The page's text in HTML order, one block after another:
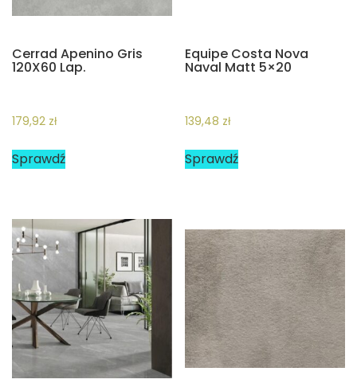
Cerrad Apenino Gris
120X60 Lap.
179,92 zł
Sprawdź
Equipe Costa Nova
Naval Matt 5×20
139,48 zł
Sprawdź